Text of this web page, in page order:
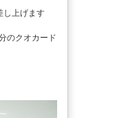
し上げます
のクオカード